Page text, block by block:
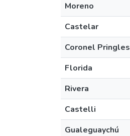
Moreno
Castelar
Coronel Pringles
Florida
Rivera
Castelli
Gualeguaychú